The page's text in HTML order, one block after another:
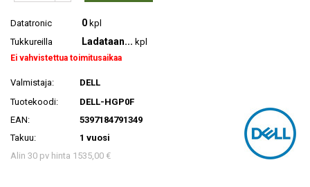
Datatronic 0 kpl
Tukkureilla
Ladataan... kpl
Ei vahvistettua toimitusaikaa
Valmistaja:
DELL
Tuotekoodi:
DELL-HGP0F
EAN:
5397184791349
Takuu:
1 vuosi
Alin 30 pv hinta 1535,00 €